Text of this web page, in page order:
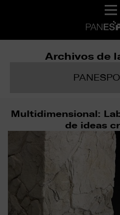
Archivos de
Multidimensional:
de ideas